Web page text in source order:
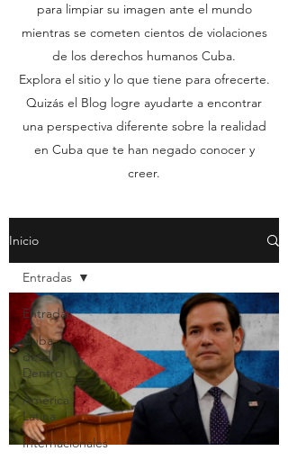
para limpiar su imagen ante el mundo
mientras se cometen cientos de violaciones
de los derechos humanos Cuba.
Explora el sitio y lo que tiene para ofrecerte.
Quizás el Blog logre ayudarte a encontrar
una perspectiva diferente sobre la realidad
en Cuba que te han negado conocer y
creer.
Inicio
Entradas
Cuba
desde
Dentro
América
Latina
Internacionales
Entradas